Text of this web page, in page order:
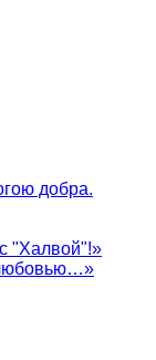
добра.
"Халвой"!»